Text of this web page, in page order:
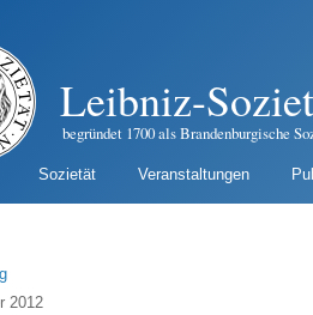
Leibniz-
begründet 1700 als Brandenburgische
Sozietät Veranstaltungen
2012